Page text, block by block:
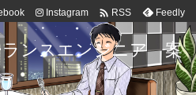
Instagram  RSS Feedly
ンスエンジニア 案